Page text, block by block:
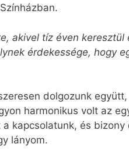
akivel tíz éven
érdekessége, hogy
dolgozunk
harmonikus volt az
kapcsolatunk, és
lányom.